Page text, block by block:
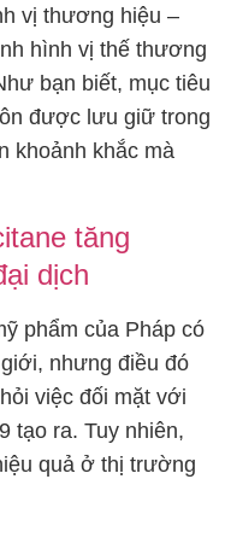
vị thương hiệu –
hình vị thế thương
bạn biết, mục tiêu
được lưu giữ trong
khoảnh khắc mà
tăng
dịch
phẩm của Pháp có
nhưng điều đó
việc đối mặt với
tạo ra. Tuy nhiên,
quả ở thị trường